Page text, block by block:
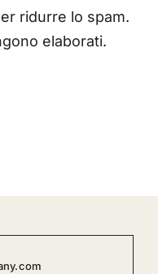
ridurre lo spam.
elaborati.